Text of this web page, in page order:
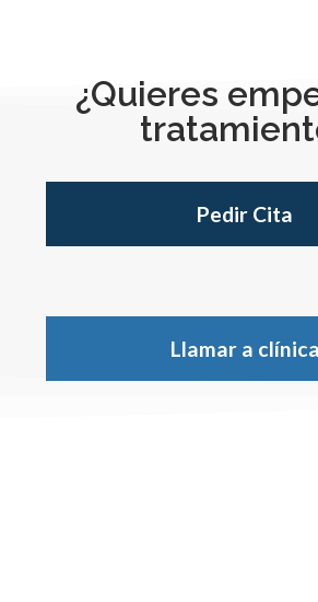
¿Quieres
Pedir Cita
Llamar a clínica